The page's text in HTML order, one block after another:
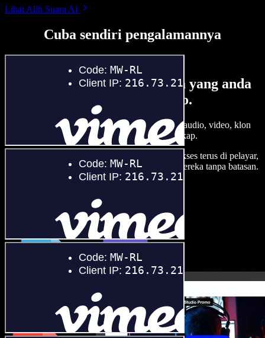
Lihat Alih Suara AI
Cuba sendiri pengalamannya
Ini hanya sebahagian perkara yang anda
boleh buat di Speechify Studio.
Bina suara latar, tambah imej stok tanpa royalti, audio, video, klon
suara anda, untuk projek audio video yang lengkap.
Tanpa keluk pembelajaran dan semua boleh diakses terus di pelayar,
pencipta boleh realisasikan segala idea kreatif mereka tanpa batasan.